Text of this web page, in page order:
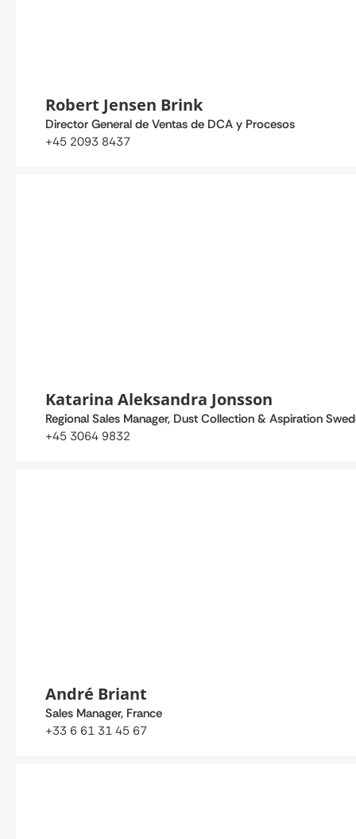
Robert Jensen Brink
Director General de Ventas de DCA y Procesos
+45 2093 8437
Katarina Aleksandra Jonsson
Regional Sales Manager, Dust Collection & Aspiration
+45 3064 9832
André Briant
Sales Manager, France
+33 6 61 31 45 67